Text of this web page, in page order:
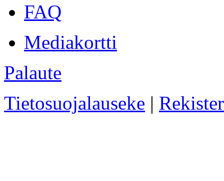
FAQ
Mediakortti
Palaute
Tietosuojalauseke |